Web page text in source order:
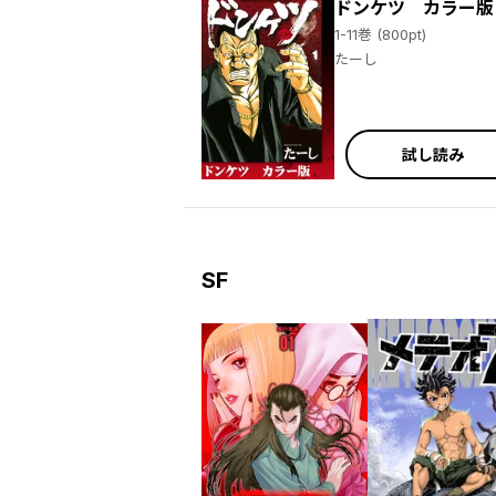
ドンケツ カラー版
1-11巻 (800pt)
たーし
試し読み
SF